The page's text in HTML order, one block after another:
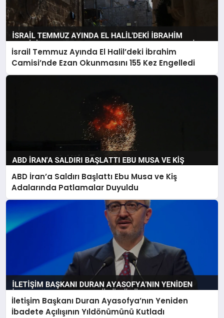
İsrail Temmuz Ayında El Halil’deki İbrahim
Camisi’nde Ezan Okunmasını 155 Kez Engelledi
ABD İran’a Saldırı Başlattı Ebu Musa ve Kiş
Adalarında Patlamalar Duyuldu
İletişim Başkanı Duran Ayasofya’nın Yeniden
İbadete Açılışının Yıldönümünü Kutladı